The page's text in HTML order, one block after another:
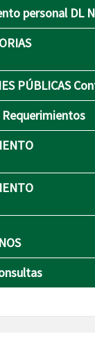
personal DL
PÚBLICAS